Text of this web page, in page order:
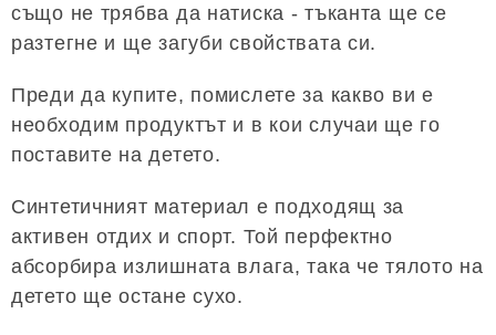
също не трябва да натиска - тъканта ще се
разтегне и ще загуби свойствата си.
Преди да купите, помислете за какво ви е
необходим продуктът и в кои случаи ще го
поставите на детето.
Синтетичният материал е подходящ за
активен отдих и спорт. Той перфектно
абсорбира излишната влага, така че тялото на
детето ще остане сухо.